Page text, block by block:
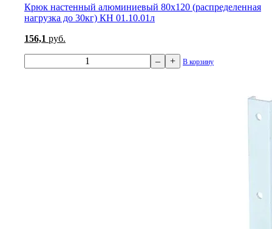
Крюк настенный алюминиевый 80х120 (распределенная
нагрузка до 30кг) КН 01.10.01л
156,1 руб.
– + В корзину